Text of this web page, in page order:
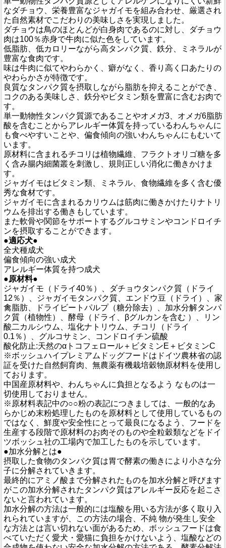
なダチョウ、栄養豊富なジャガイモを組み合わせ、厳選され
た自然素材でこだわりの美味しさを実現しました。
ダチョウは鳥のほとんどが白身肉であるのに対し、ダチョウ
肉は100％赤身で牛肉に似た色をしています。
低脂肪、低カロリーながら高タンパク質、鉄分、ミネラルが
豊富な食肉です。
味は牛肉に似てやわらかく、癖がなく、香り高く口あたりの
やわらかさが特徴です。
良質なタンパク質を摂取しながら脂肪を抑えることができ、
コクのある美味しさ、鉄分やビタミン類を豊富に含むお肉で
す。
単一動物性タンパク質源であることやオメガ3、オメガ6脂肪
酸を含むことからアレルギー体質を持っているわんちゃんに
も食べやすいことや、偏食傾向の強いわんちゃんにもむいて
います。
原材料に含まれるチコリは植物繊維、フラクトオリゴ糖を多
く含み腸内細菌叢を刺激し、規則正しい消化に働きかけま
す。
ジャガイモはビタミン類、ミネラル、食物繊維を多く含む優
秀な食材です。
ジャガイモに含まれるカリウムは筋肉に働きかけたりナトリ
ウムを排出する働きもしています。
また軟骨や関節をサポートするグルコサミンやコンドロイチ
ンを摂取することができます。
●適応犬●
全犬種成犬
偏食傾向の強い成犬
アレルギー体質を持つ成犬
●原材料●
ジャガイモ（ドライ40％）、ダチョウタンパク質（ドライ
12％）、ジャガイモタンパク質、エンドウ豆（ドライ）、家
禽脂肪、ドライビートパルプ（糖分除去）、加水分解タンパ
ク質（植物性）、酵母（ドライ、βグルカンを含む ）、リン
酸二カルシウム、塩化ナトリウム、チコリ（ドライ
0.1％）、グルコサミン、コンドロイチン硫酸
酸化防止:天然のαトコフェロール＋ビタミンE＋ビタミンC
※ボッシュハイプレミアムドッグフードはドイツ農林省の認
証を受けた自然飼育肉、無農薬有機栽培穀物原材料を使用し
ております。
中国産原材料や、わんちゃんに負担となるよう なものは一
切使用しておりません。
※原材料表記中の○○粉の表記につきましては、一般的なあ
らかじめ末粉処理したものを原材料として使用しているもの
ではなく、鮮度や安全性にとって最良になるよう、フードを
生産する段階で原材料のお肉そのものや全粒穀類などをドイ
ツボッシュ社の工場内で加工したものを示しています。
●加水分解とは●
摂取した食物のタンパク質は胃で酵素の働きにより小さな分
子に分解されていきます。
最終的にアミノ酸まで分解されたものを加水分解と呼びます
がこの加水分解されたタンパク質はアレルギー反応を起こさ
ないと言われています。
加水分解の方法は一般的には塩酸を用いる方法が多く取り入
れられていますが、この方法の場合、不純 物が発生し安全
な方法とは言い切れない面があるため、ボッシュフードは食
べていただく愛犬・愛猫に負担をかけないよう、塩酸などの